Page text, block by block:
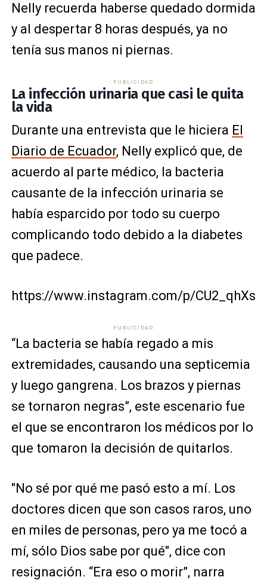
Nelly recuerda haberse quedado dormida
y al despertar 8 horas después, ya no
tenía sus manos ni piernas.
PUBLICIDAD
La infección urinaria que casi le quita
la vida
Durante una entrevista que le hiciera El
Diario de Ecuador, Nelly explicó que, de
acuerdo al parte médico, la bacteria
causante de la infección urinaria se
había esparcido por todo su cuerpo
complicando todo debido a la diabetes
que padece.
https://www.instagram.com/p/
PUBLICIDAD
“La bacteria se había regado a mis
extremidades, causando una septicemia
y luego gangrena. Los brazos y piernas
se tornaron negras”, este escenario fue
el que se encontraron los médicos por lo
que tomaron la decisión de quitarlos.
"No sé por qué me pasó esto a mí. Los
doctores dicen que son casos raros, uno
en miles de personas, pero ya me tocó a
mí, sólo Dios sabe por qué", dice con
resignación. “Era eso o morir”, narra